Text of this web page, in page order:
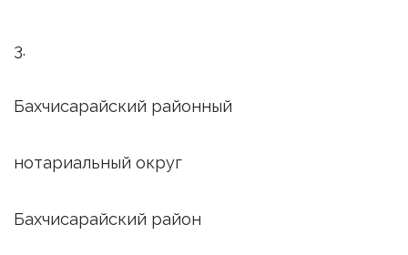
3.
Бахчисарайский районный
нотариальный округ
Бахчисарайский район